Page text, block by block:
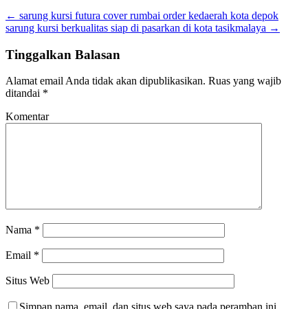
← sarung kursi futura cover rumbai order kedaerah kota depok
sarung kursi berkualitas siap di pasarkan di kota tasikmalaya →
Tinggalkan Balasan
Alamat email Anda tidak akan dipublikasikan. Ruas yang wajib
ditandai *
Komentar
Nama *
Email *
Situs Web